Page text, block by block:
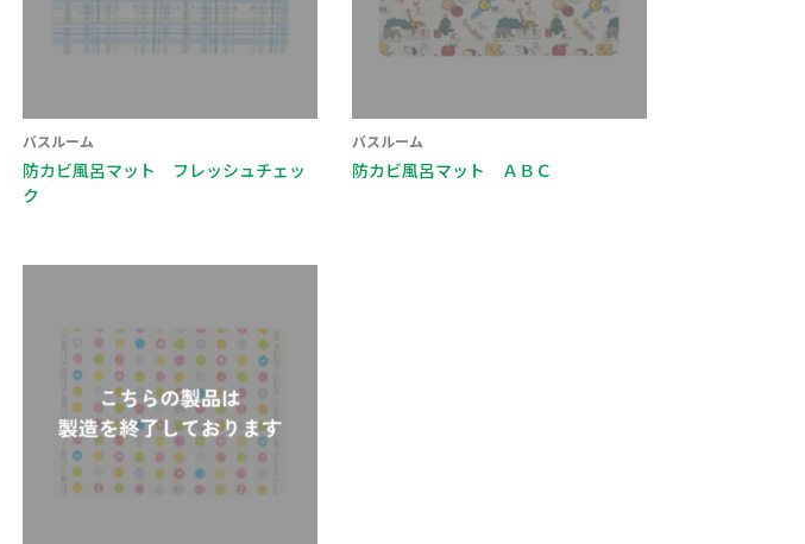
バスルーム
防カビ風呂マット フレッシュチェッ
ク
バスルーム
防カビ風呂マット ＡＢＣ